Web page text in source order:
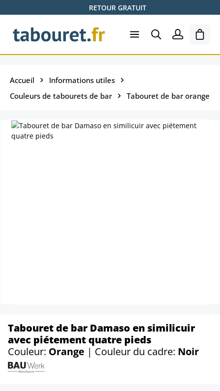
Passer au contenu principalRETOUR GRATUIT
Le
Accueil
Informations utiles
Couleurs de tabourets de bar
Tabouret de bar orange
Tabouret de bar Damaso en similicuir
avec piétement quatre pieds
Couleur: Orange | Couleur du cadre: Noir